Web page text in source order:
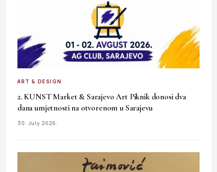
ART & DESIGN
2. KUNST Market & Sarajevo Art Piknik donosi dva
dana umjetnosti na otvorenom u Sarajevu
30. July 2026.